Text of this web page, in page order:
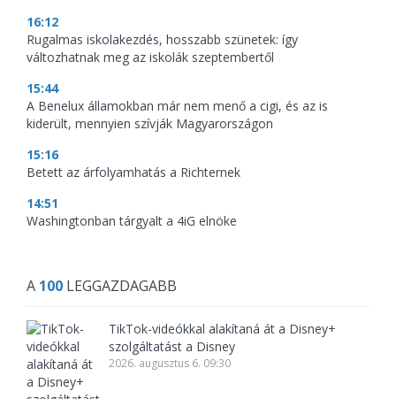
16:12
Rugalmas iskolakezdés, hosszabb szünetek: így
változhatnak meg az iskolák szeptembertől
15:44
A Benelux államokban már nem menő a cigi, és az is
kiderült, mennyien szívják Magyarországon
15:16
Betett az árfolyamhatás a Richternek
14:51
Washingtonban tárgyalt a 4iG elnöke
A 100 LEGGAZDAGABB
TikTok-videókkal alakítaná át a Disney+
szolgáltatást a Disney
2026. augusztus 6. 09:30